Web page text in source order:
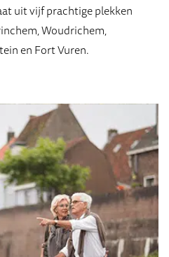
uit vijf prachtige plekken
Woudrichem,
en Fort Vuren.